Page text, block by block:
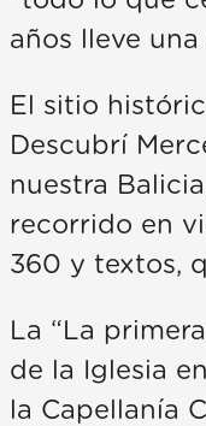
años lleve
El sitio
Descubrí
nuestra
recorrido en
360 y textos,
La “La
de la Iglesia
la Capellanía